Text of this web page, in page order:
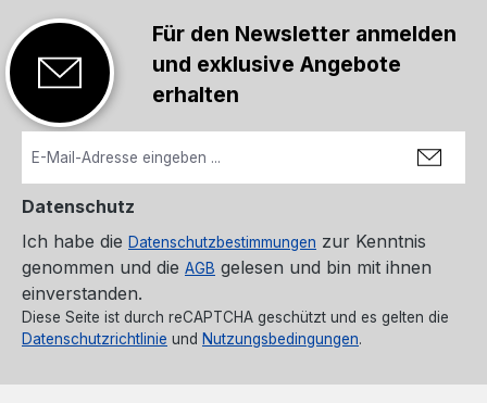
Für den Newsletter anmelden
und exklusive Angebote
erhalten
Datenschutz
Ich habe die Datenschutzbestimmungen zur Kenntnis
genommen und die AGB gelesen und bin mit ihnen
einverstanden.
Diese Seite ist durch reCAPTCHA geschützt und es gelten die
Datenschutzrichtlinie und Nutzungsbedingungen.